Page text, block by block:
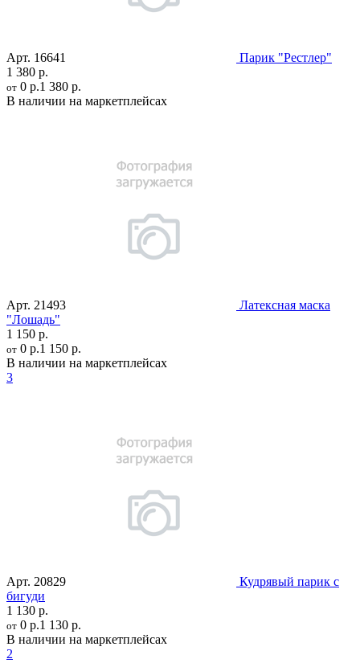
Арт. 16641
Парик "Рестлер"
1 380 р.
от 0 р.1 380 р.
В наличии на маркетплейсах
Арт. 21493
Латексная маска
"Лошадь"
1 150 р.
от 0 р.1 150 р.
В наличии на маркетплейсах
3
Арт. 20829
Кудрявый парик с
бигуди
1 130 р.
от 0 р.1 130 р.
В наличии на маркетплейсах
2